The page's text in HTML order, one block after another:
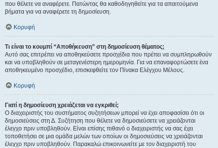
που θέλετε να αναφέρετε. Πατώντας θα καθοδηγηθείτε για τα απαιτούμενα
βήματα για να αναφέρετε τη δημοσίευση.
Κορυφή
Τι είναι το κουμπί “Αποθήκευση” στη δημοσίευση θέματος;
Αυτό σας επιτρέπει να αποθηκεύσετε προσχέδια που πρέπει να συμπληρωθούν
και να υποβληθούν σε μεταγενέστερη ημερομηνία. Για να επαναφορτώσετε ένα
αποθηκευμένο προσχέδιο, επισκεφθείτε τον Πίνακα Ελέγχου Μέλους.
Κορυφή
Γιατί η δημοσίευση χρειάζεται να εγκριθεί;
Ο διαχειριστής του συστήματος συζητήσεων μπορεί να έχει αποφασίσει ότι οι
δημοσιεύσεις στη Δ. Συζήτηση που θέλετε να δημοσιεύσετε να χρειάζονται
έλεγχο πριν υποβληθούν. Είναι επίσης πιθανό ο διαχειριστής να σας έχει
τοποθετήσει σε μια ομάδα μελών των οποίων οι δημοσιεύσεις να χρειάζονται
έλεγχο πριν υποβληθούν. Παρακαλώ επικοινωνείτε με τον διαχειριστή του